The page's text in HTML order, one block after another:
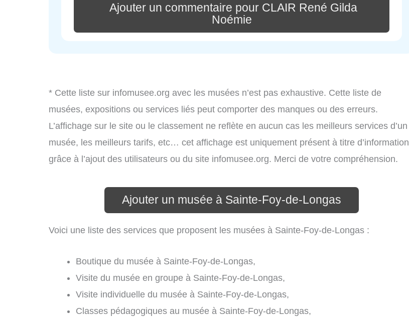
Ajouter un commentaire pour CLAIR René Gilda
Noémie
* Cette liste sur infomusee.org avec les musées n’est pas exhaustive. Cette liste de
musées, expositions ou services liés peut comporter des manques ou des erreurs.
L’affichage sur le site ou le classement ne reflète en aucun cas les meilleurs services d’un
musée, les meilleurs tarifs, etc… cet affichage est uniquement présent à titre d’information
grâce à l’ajout des utilisateurs ou du site infomusee.org. Merci de votre compréhension.
Ajouter un musée à Sainte-Foy-de-Longas
Voici une liste des services que proposent les musées à Sainte-Foy-de-Longas :
Boutique du musée à Sainte-Foy-de-Longas,
Visite du musée en groupe à Sainte-Foy-de-Longas,
Visite individuelle du musée à Sainte-Foy-de-Longas,
Classes pédagogiques au musée à Sainte-Foy-de-Longas,